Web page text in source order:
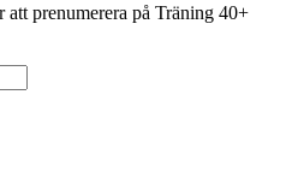
att prenumerera på Träning 40+